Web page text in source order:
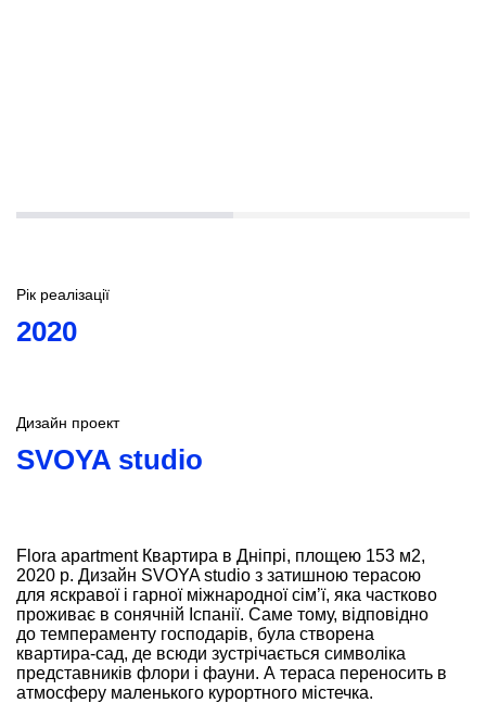
Рік реалізації
2020
Дизайн проект
SVOYA studio
Flora apartment Квартира в Дніпрі, площею 153 м2,
2020 р. Дизайн SVOYA studio з затишною терасою
для яскравої і гарної міжнародної сім’ї, яка частково
проживає в сонячній Іспанії. Саме тому, відповідно
до темпераменту господарів, була створена
квартира-сад, де всюди зустрічається символіка
представників флори і фауни. А тераса переносить в
атмосферу маленького курортного містечка.